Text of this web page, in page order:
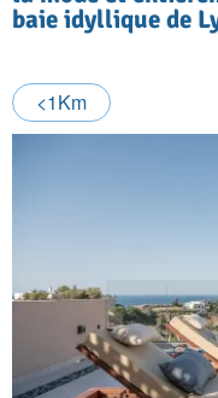
baie idyllique de
<1Km